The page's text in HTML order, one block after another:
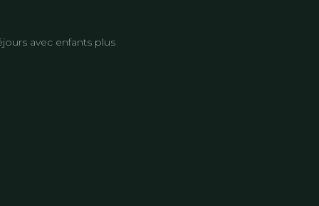
avec enfants plus